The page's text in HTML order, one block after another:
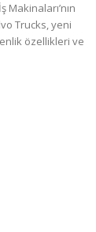
Makinaları’nın
Trucks, yeni
özellikleri ve